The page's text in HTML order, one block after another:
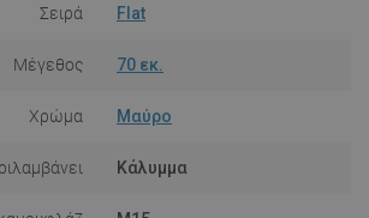
Σειρά Flat
Μέγεθος 70 εκ.
Χρώμα Μαύρο
Κάλυμμα